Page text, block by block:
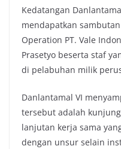
Kedatangan
mendapatkan
Operation PT. Vale
Prasetyo beserta staf
di pelabuhan milik
Danlantamal VI
tersebut adalah
lanjutan kerja sama
dengan unsur selain